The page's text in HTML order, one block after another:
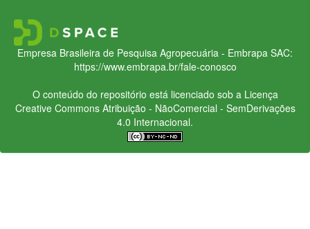
Empresa Brasileira de Pesquisa Agropecuária - Embrapa SAC:
https://www.embrapa.br/fale-conosco
O conteúdo do repositório está licenciado sob a Licença
Creative CommonsAtribuição - NãoComercial - SemDerivações
4.0 Internacional.